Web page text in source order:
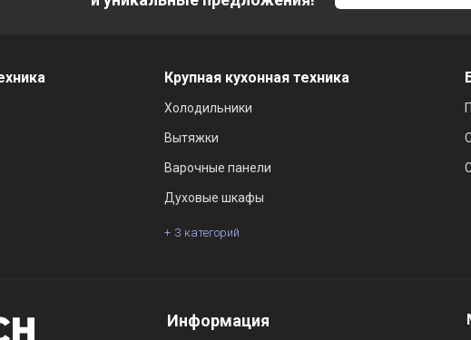
Крупная кухонная техника
Холодильники
Вытяжки
Варочные панели
Духовые шкафы
3 категорий
Информация